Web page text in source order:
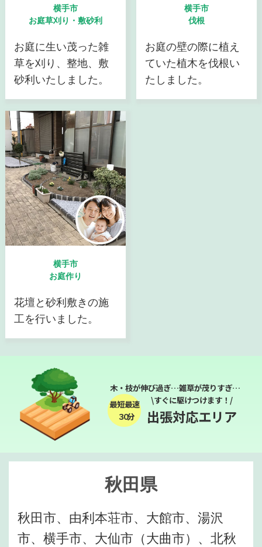
横手市
お庭草刈り・敷砂利
お庭に生い茂った雑
草を刈り、整地、敷
砂利いたしました。
横手市
伐根
お庭の壁の際に植え
ていた植木を伐根い
たしました。
横手市
お庭作り
花壇と砂利敷きの施
工を行いました。
木・枝が伸び過ぎ…雑草が茂りすぎ…
最短最速
３０分
\すぐに駆けつけます！/
出張対応エリア
秋田県
秋田市、由利本荘市、大館市、湯沢
市、横手市、大仙市（大曲市）、北秋